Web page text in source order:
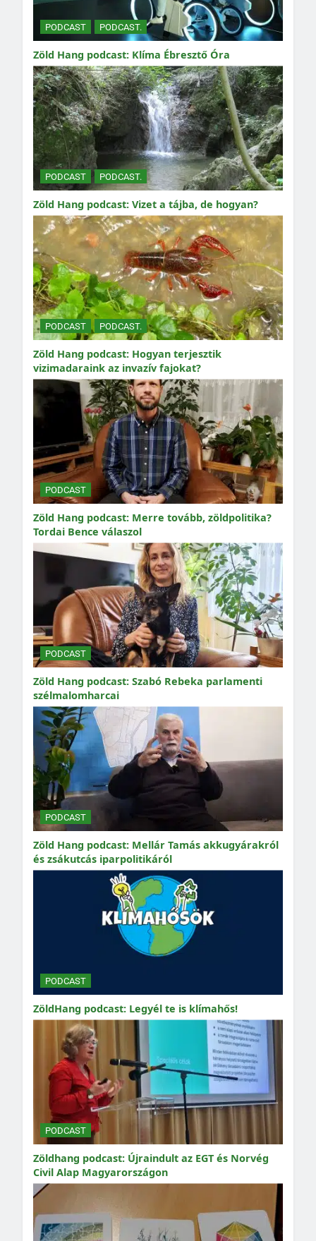
PODCAST PODCAST.
Zöld Hang podcast: Klíma Ébresztő Óra
PODCAST PODCAST.
Zöld Hang podcast: Vizet a tájba, de hogyan?
PODCAST PODCAST.
Zöld Hang podcast: Hogyan terjesztik
vizimadaraink az invazív fajokat?
PODCAST
Zöld Hang podcast: Merre tovább, zöldpolitika?
Tordai Bence válaszol
PODCAST
Zöld Hang podcast: Szabó Rebeka parlamenti
szélmalomharcai
PODCAST
Zöld Hang podcast: Mellár Tamás akkugyárakról
és zsákutcás iparpolitikáról
PODCAST
ZöldHang podcast: Legyél te is klímahős!
PODCAST
Zöldhang podcast: Újraindult az EGT és Norvég
Civil Alap Magyarországon